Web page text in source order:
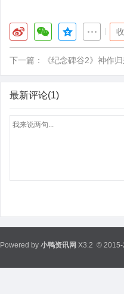
下一篇： 《纪念碑谷2》神作
最新评论(1)
Powered by 小鸭资讯网 X3.2 © 2015-